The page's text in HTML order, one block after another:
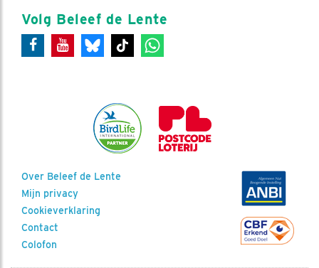
Volg Beleef de Lente
Over Beleef de Lente
Mijn privacy
Cookieverklaring
Contact
Colofon